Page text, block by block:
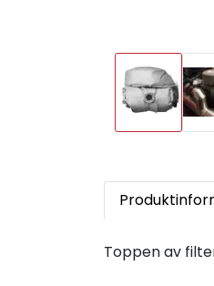
Toppen av